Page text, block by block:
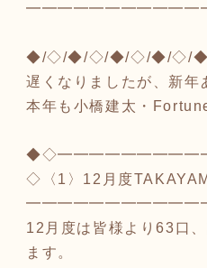
◆/◇/◆/◇/◆/◇/◆/◇/
遅くなりましたが、新年
本年も小橋建太・
◇〈1〉12月度
12月度は皆様より63口
ます。